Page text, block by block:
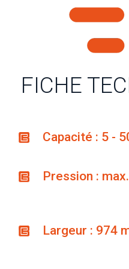
FICHE
Capacité : 5 -
Pression :
Largeur : 974